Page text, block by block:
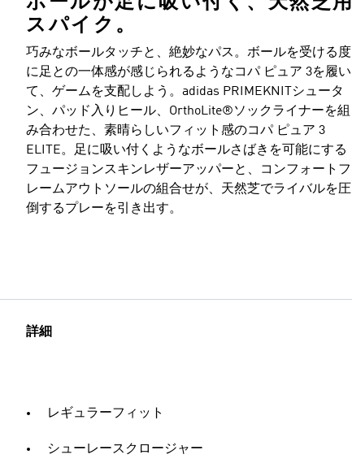
スパイク。
巧みなボールタッチと、絶妙なパス。ボールを受ける度
に足との一体感が感じられるようなコパ ピュア 3を履い
て、ゲームを支配しよう。adidas PRIMEKNITシュータ
ン、パッド入りヒール、OrthoLite®ソックライナーを組
み合わせた、素晴らしいフィット感のコパ ピュア 3
ELITE。足に吸い付くようなボールさばきを可能にする
フュージョンスキンレザーアッパーと、コンフォートフ
レームアウトソールの組合せが、天然芝でライバルを圧
倒するプレーを引き出す。
詳細
レギュラーフィット
シューレースクロージャー